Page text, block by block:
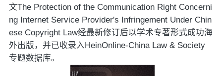
文The Protection of the Communication Right Concerni
ng Internet Service Provider's Infringement Under Chin
ese Copyright Law经最新修订后以学术专著形式成功海
外出版，并已收录入 HeinOnline-China Law & Society
专题数据库。